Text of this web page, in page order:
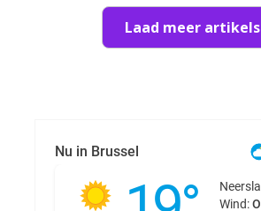
Laad meer artikels